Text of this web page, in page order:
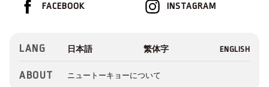
INSTAGRAM
FACEBOOK
LANG
ABOUT ニュートーキョーについて